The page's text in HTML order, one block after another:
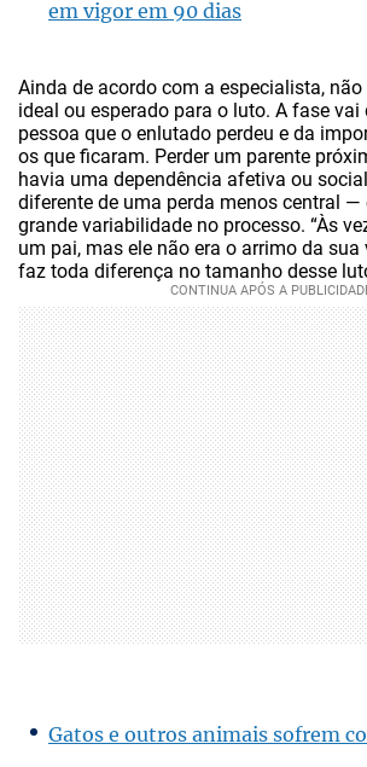
em vigor em 90 dias
Ainda de acordo com a especialista,
ideal ou esperado para o luto. A fase vai
pessoa que o enlutado perdeu e da
os que ficaram. Perder um parente
havia uma dependência afetiva ou
diferente de uma perda menos central —
grande variabilidade no processo. “Às
um pai, mas ele não era o arrimo da
faz toda diferença no tamanho desse
Gatos e outros animais sofrem